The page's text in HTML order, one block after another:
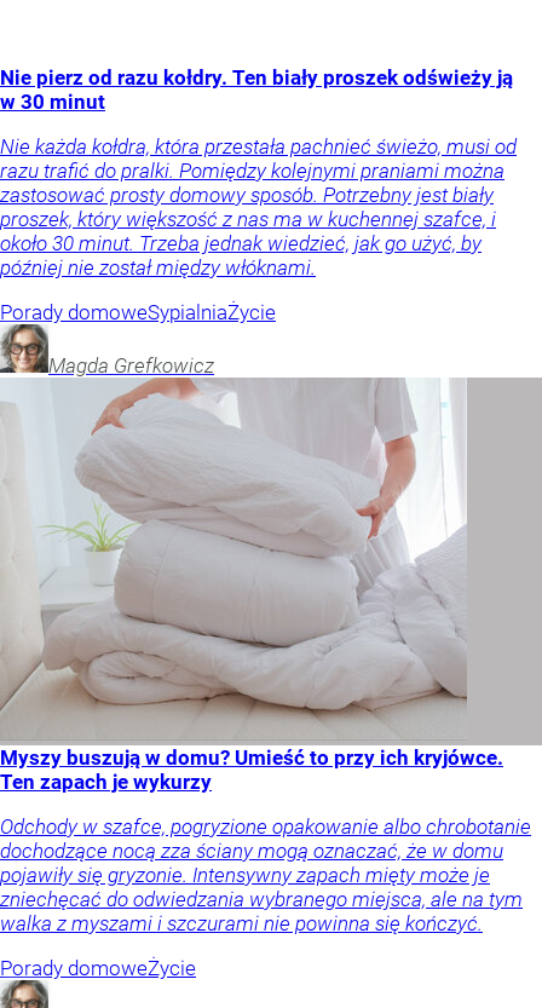
Nie pierz od razu kołdry. Ten biały proszek odświeży ją
w 30 minut
Nie każda kołdra, która przestała pachnieć świeżo, musi od
razu trafić do pralki. Pomiędzy kolejnymi praniami można
zastosować prosty domowy sposób. Potrzebny jest biały
proszek, który większość z nas ma w kuchennej szafce, i
około 30 minut. Trzeba jednak wiedzieć, jak go użyć, by
później nie został między włóknami.
Porady domoweSypialniaŻycie
Magda Grefkowicz
Myszy buszują w domu? Umieść to przy ich kryjówce.
Ten zapach je wykurzy
Odchody w szafce, pogryzione opakowanie albo chrobotanie
dochodzące nocą zza ściany mogą oznaczać, że w domu
pojawiły się gryzonie. Intensywny zapach mięty może je
zniechęcać do odwiedzania wybranego miejsca, ale na tym
walka z myszami i szczurami nie powinna się kończyć.
Porady domoweŻycie